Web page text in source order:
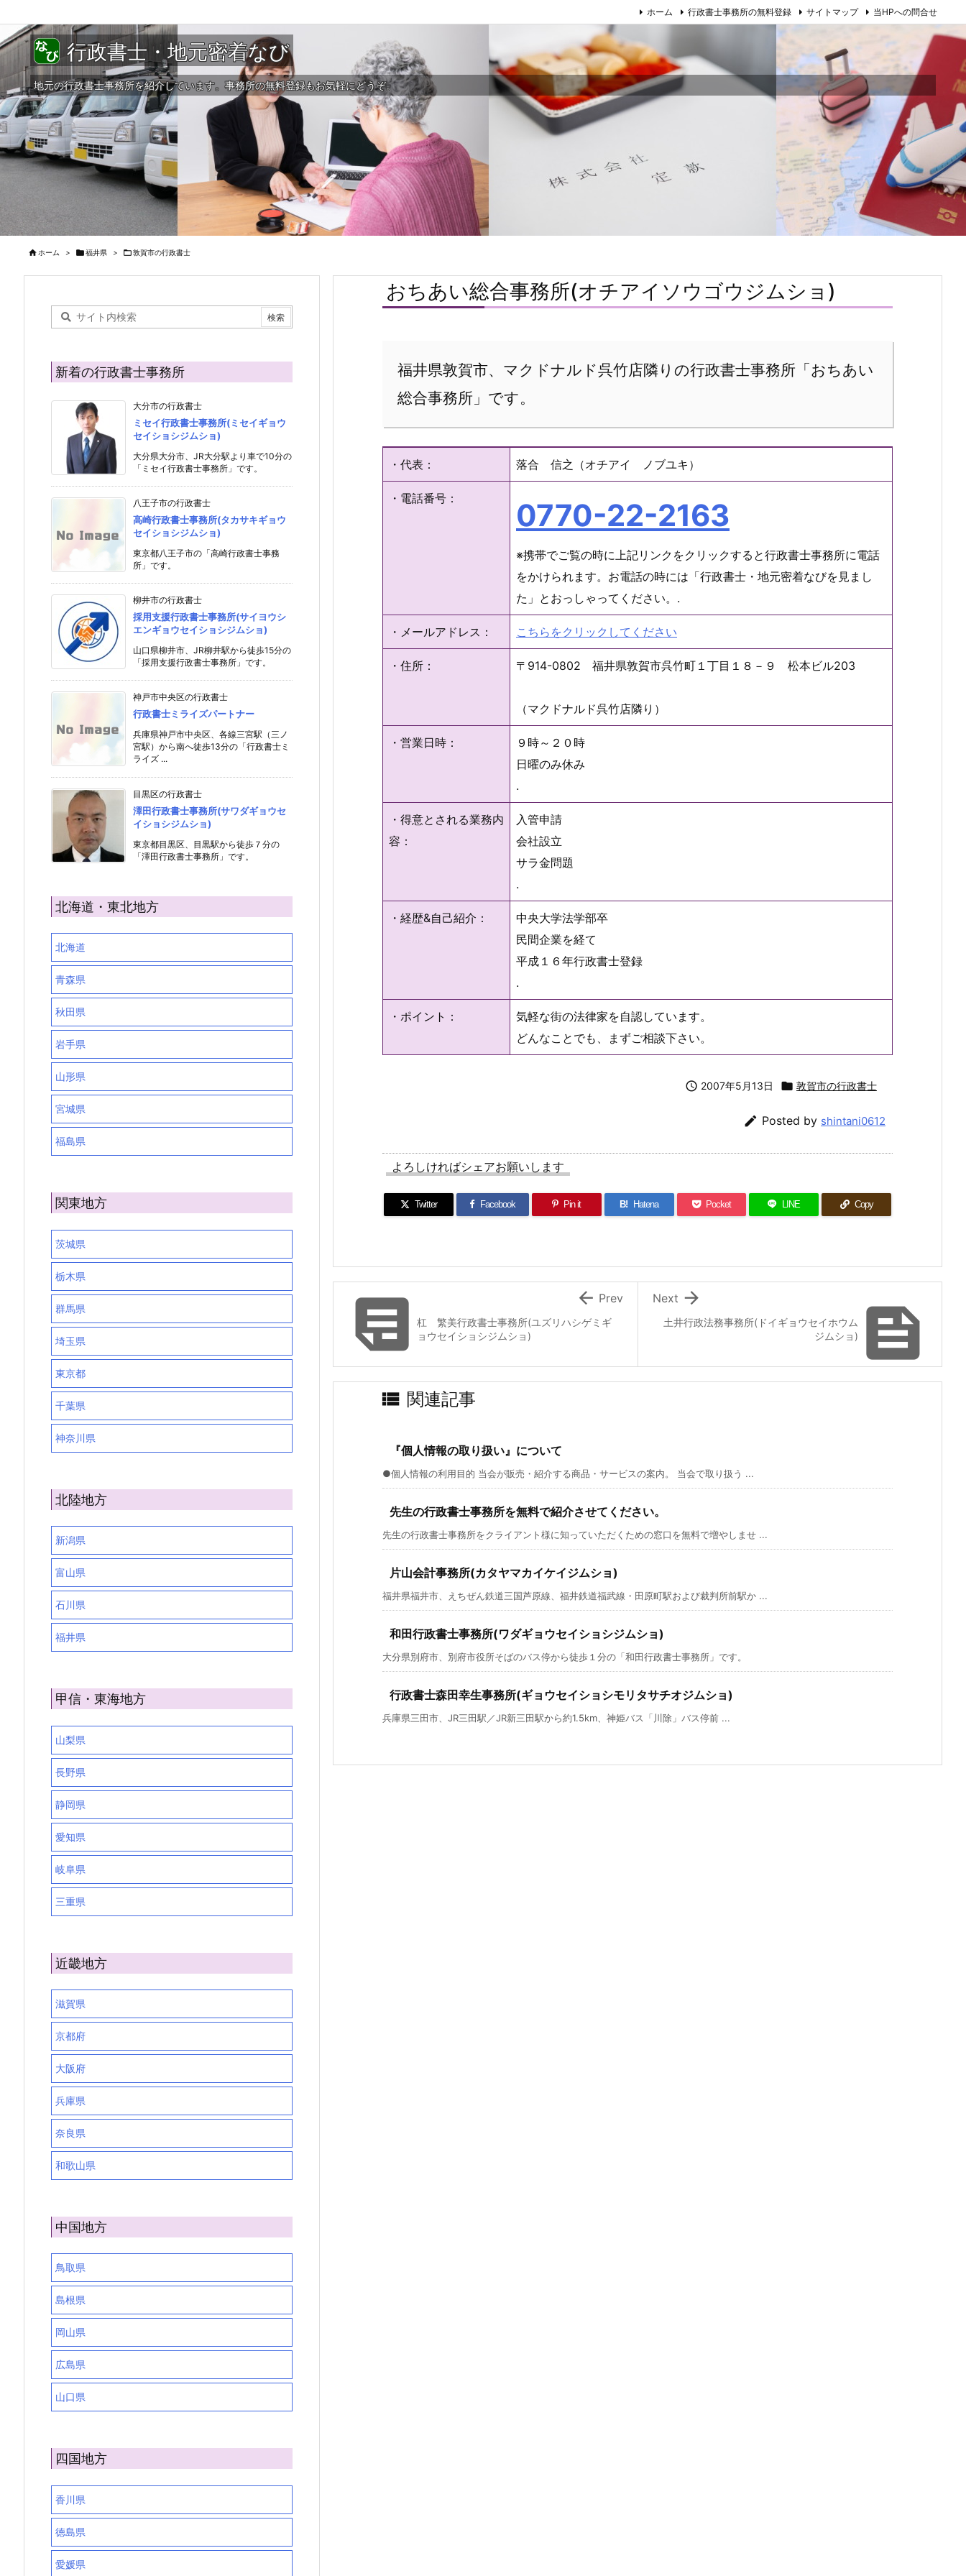
ホーム 行政書士事務所の無料登録 サイトマップ 当HPへの問合せ
行政書士・地元密着なび
地元の行政書士事務所を紹介しています。事務所の無料登録もお気軽にどうぞ。
 ホーム > 福井県 > 敦賀市の行政書士
おちあい総合事務所(オチアイソウゴウジムショ)
福井県敦賀市、マクドナルド呉竹店隣りの行政書士事務所「おちあい
総合事務所」です。
・代表： 落合 信之（オチアイ ノブユキ）
・電話番号： 0770-22-2163
※携帯でご覧の時に上記リンクをクリックすると行政書士事務所に電話
をかけられます。お電話の時には「行政書士・地元密着なびを見まし
た」とおっしゃってください。.
・メールアドレス： こちらをクリックしてください
・住所： 〒914-0802 福井県敦賀市呉竹町１丁目１８－９ 松本ビル203
（マクドナルド呉竹店隣り）
・営業日時：
９時～２０時
日曜のみ休み
.
・得意とされる業務内
容：
入管申請
会社設立
サラ金問題
.
・経歴&自己紹介：
中央大学法学部卒
民間企業を経て
平成１６年行政書士登録
.
・ポイント：
気軽な街の法律家を自認しています。
どんなことでも、まずご相談下さい。
 2007年5月13日  敦賀市の行政書士
 Posted by shintani0612
よろしければシェアお願いします
Twitter Facebook Pin it B! Hatena Pocket LINE Copy

土井行政法務事務所(ドイギョウセイホウム
ジムショ)

Next
杠 繁美行政書士事務所(ユズリハシゲミギ
ョウセイショシジムショ)
 Prev
 関連記事
『個人情報の取り扱い』について
●個人情報の利用目的 当会が販売・紹介する商品・サービスの案内。 当会で取り扱う ...
先生の行政書士事務所を無料で紹介させてください。
先生の行政書士事務所をクライアント様に知っていただくための窓口を無料で増やしませ ...
片山会計事務所(カタヤマカイケイジムショ)
福井県福井市、えちぜん鉄道三国芦原線、福井鉄道福武線・田原町駅および裁判所前駅か ...
和田行政書士事務所(ワダギョウセイショシジムショ)
大分県別府市、別府市役所そばのバス停から徒歩１分の「和田行政書士事務所」です。
行政書士森田幸生事務所(ギョウセイショシモリタサチオジムショ)
兵庫県三田市、JR三田駅／JR新三田駅から約1.5km、神姫バス「川除」バス停前 ...
新着の行政書士事務所
大分市の行政書士
ミセイ行政書士事務所(ミセイギョウ
セイショシジムショ)
大分県大分市、JR大分駅より車で10分の
「ミセイ行政書士事務所」です。
八王子市の行政書士
高崎行政書士事務所(タカサキギョウ
セイショシジムショ)
東京都八王子市の「高崎行政書士事務
所」です。
柳井市の行政書士
採用支援行政書士事務所(サイヨウシ
エンギョウセイショシジムショ)
山口県柳井市、JR柳井駅から徒歩15分の
「採用支援行政書士事務所」です。
神戸市中央区の行政書士
行政書士ミライズパートナー
兵庫県神戸市中央区、各線三宮駅（三ノ
宮駅）から南へ徒歩13分の「行政書士ミ
ライズ ...
目黒区の行政書士
澤田行政書士事務所(サワダギョウセ
イショシジムショ)
東京都目黒区、目黒駅から徒歩７分の
「澤田行政書士事務所」です。
北海道・東北地方
北海道
青森県
秋田県
岩手県
山形県
宮城県
福島県
関東地方
茨城県
栃木県
群馬県
埼玉県
東京都
千葉県
神奈川県
北陸地方
新潟県
富山県
石川県
福井県
甲信・東海地方
山梨県
長野県
静岡県
愛知県
岐阜県
三重県
近畿地方
滋賀県
京都府
大阪府
兵庫県
奈良県
和歌山県
中国地方
鳥取県
島根県
岡山県
広島県
山口県
四国地方
香川県
徳島県
愛媛県